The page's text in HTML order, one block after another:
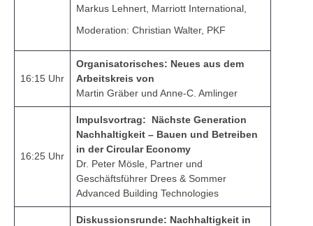
Markus Lehnert, Marriott International,
Moderation: Christian Walter, PKF
16:15 Uhr
Organisatorisches: Neues aus dem
Arbeitskreis von
Martin Gräber und Anne-C. Amlinger
16:25 Uhr
Impulsvortrag: Nächste Generation
Nachhaltigkeit – Bauen und Betreiben
in der Circular Economy
Dr. Peter Mösle, Partner und
Geschäftsführer Drees & Sommer
Advanced Building Technologies
Diskussionsrunde: Nachhaltigkeit in